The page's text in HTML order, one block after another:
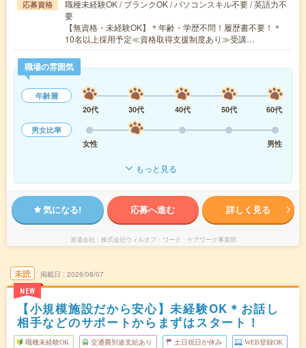
応募資格
職種未経験OK / ブランクOK / パソコンスキル不要 / 英語力不
要
【無資格・未経験OK】＊年齢・学歴不問！履歴書不要！＊
10名以上採用予定≪資格取得支援制度あり≫受講…
職場の雰囲気
年齢層
20代
30代 40代 50代
60代
男女比率
女性
男性
もっと見る
気になる! 応募へ進む 詳しく見る
派遣会社 株式会社ウィルオブ・ワーク ケアワーク事業部
未読
NEW
掲載日 2026/08/07
【小規模施設だから安心】未経験OK＊お話し
相手などのサポートからまずはスタート！
職種未経験OK 交通費別途支給あり 土日祝日が休み WEB登録OK